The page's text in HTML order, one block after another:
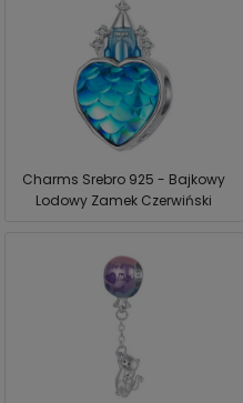
Charms Srebro 925 - Bajkowy
Lodowy Zamek Czerwiński